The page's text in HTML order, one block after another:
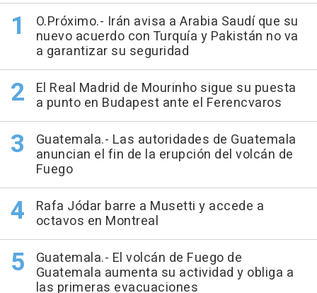
O.Próximo.- Irán avisa a Arabia Saudí que su
nuevo acuerdo con Turquía y Pakistán no va
a garantizar su seguridad
El Real Madrid de Mourinho sigue su puesta
a punto en Budapest ante el Ferencvaros
Guatemala.- Las autoridades de Guatemala
anuncian el fin de la erupción del volcán de
Fuego
Rafa Jódar barre a Musetti y accede a
octavos en Montreal
Guatemala.- El volcán de Fuego de
Guatemala aumenta su actividad y obliga a
las primeras evacuaciones